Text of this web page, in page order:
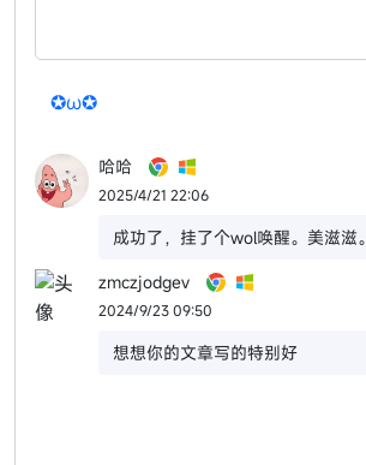
✪ω✪
哈哈
2025/4/21 22:06
成功了，挂了个wol唤醒。美滋滋。
zmczjodgev
2024/9/23 09:50
想想你的文章写的特别好